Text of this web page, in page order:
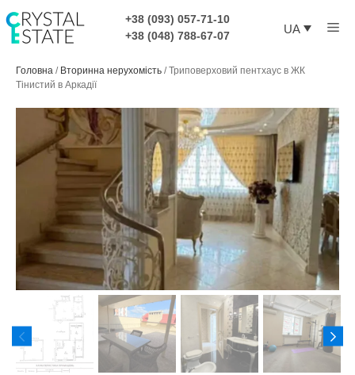
до
контенту
+38 (093) 057-71-10
+38 (048) 788-67-07
UA
Головна / Вторинна нерухомість /Триповерховий пентхаус в ЖК
Тінистий в Аркадії